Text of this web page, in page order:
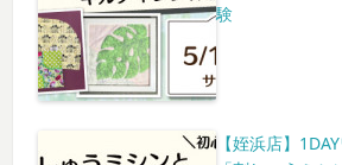
験
【姪浜店】